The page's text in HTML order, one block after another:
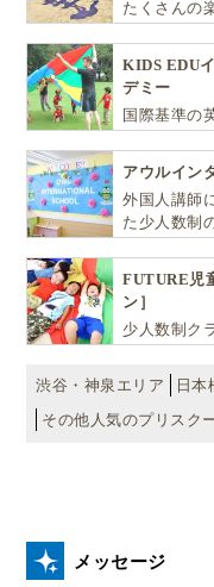
交流がなく、楽しめ
ちは、孤独や困難な
たくさんの
『生きる力
KIDS EDU
デミー
国際基準の
EDU（キッ
貫して学べ
アウルイン
外国人講師
た少人数制
FUTURE児
ン］
少人数制ク
渋谷・神泉エリア
日本
その他人気のプリスク
メッセージ